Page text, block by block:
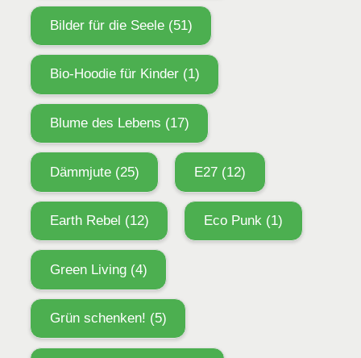
Bilder für die Seele(51)
Bio-Hoodie für Kinder(1)
Blume des Lebens (17)
Dämmjute(25) E27(12)
Earth Rebel (12) Eco Punk(1)
Green Living(4)
Grün schenken! (5)